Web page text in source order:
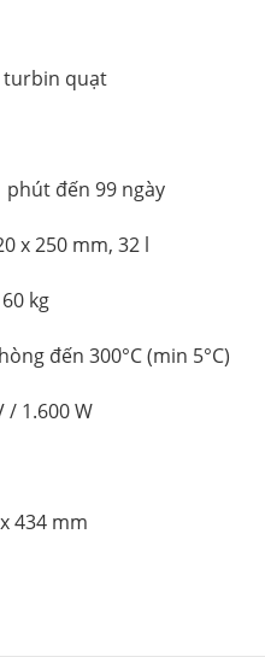
quạt
đến 99 ngày
x 250 mm, 32 l
kg
đến 300°C (min 5°C)
/ 1.600 W
434 mm